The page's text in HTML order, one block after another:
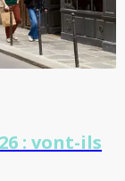
: vont-ils